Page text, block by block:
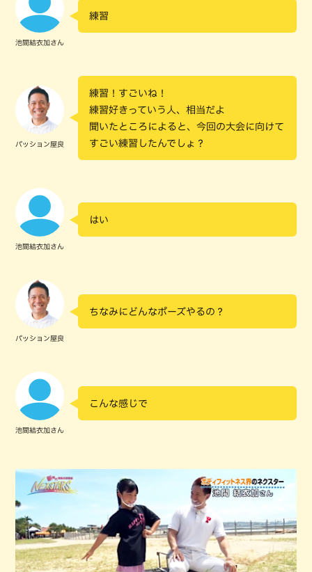
池間結衣加さん
練習
パッション屋良
練習！すごいね！
練習好きっていう人、相当だよ
聞いたところによると、今回の大会に向けて
すごい練習したんでしょ？
池間結衣加さん
はい
パッション屋良
ちなみにどんなポーズやるの？
池間結衣加さん
こんな感じで